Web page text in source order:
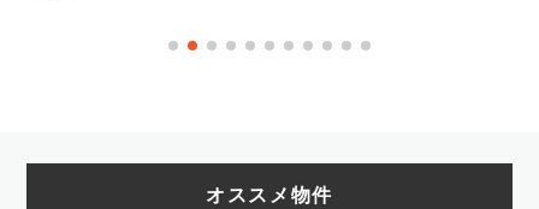
オススメ物件